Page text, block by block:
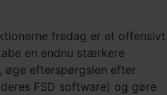
fredag er et offensivt
en endnu stærkere
øge efterspørgslen efter
FSD software) og gøre